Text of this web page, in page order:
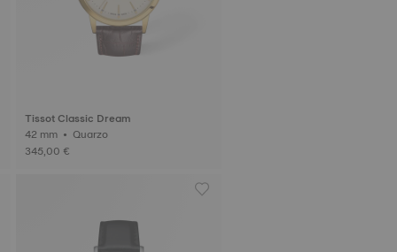
Tissot Classic Dream
42 mm • Quarzo
345,00 €